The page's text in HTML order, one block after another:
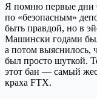
Я помню первые дни
по «безопасным»
быть правдой, но в
Машински годами
а потом выяснилось,
был просто шуткой.
этот бан — самый
краха FTX.